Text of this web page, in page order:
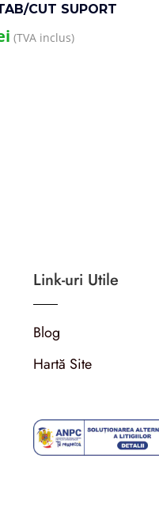
CUT SUPORT
SI CARTILAJE
CAINI
(TVA inclus)
Link-uri Utile
Blog
Hartă Site